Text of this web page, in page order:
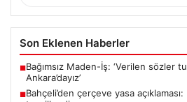
Son Eklenen Haberler
■Bağımsız Maden-İş: ‘Verilen sözler
Ankara’dayız’
■Bahçeli’den çerçeve yasa